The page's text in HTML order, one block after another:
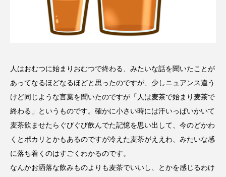
人はおむつに始まりおむつで終わる、みたいな話を聞いたことが
あってなるほどなるほどと思ったのですが、少しニュアンス違う
けど同じような言葉を聞いたのですが「人は麦茶で始まり麦茶で
終わる」というものです。確かに小さい時には汗いっぱいかいて
麦茶飲ませたらぐびぐび飲んでた記憶を思い出して、今のどかわ
くとポカリとかもあるのですが冷えた麦茶がええわ、みたいな感
に落ち着くのはすごくわかるのです。
なんかお洒落な飲みものよりも麦茶でいいし、とかを感じるわけ